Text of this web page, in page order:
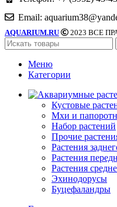
Email:
AQUARIUM.RU
2023 ВСЕ
Меню
Категории
Кустовые
Мхи и
Набор растений
Прочие
Растения
Растения
Растения
Эхинодорусы
Буцефаландры